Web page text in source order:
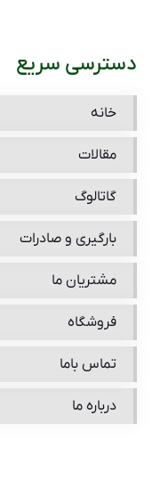
دسترسی سریع
خانه
مقالات
گاتالوگ
بارگیری و صادرات
مشتریان ما
فروشگاه
تماس باما
درباره ما